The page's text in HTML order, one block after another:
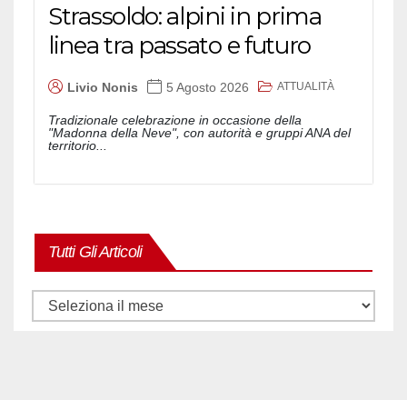
Strassoldo: alpini in prima
linea tra passato e futuro
Livio Nonis 5 Agosto 2026 ATTUALITÀ
Tradizionale celebrazione in occasione della
"Madonna della Neve", con autorità e gruppi ANA del
territorio...
Tutti Gli Articoli
Tutti